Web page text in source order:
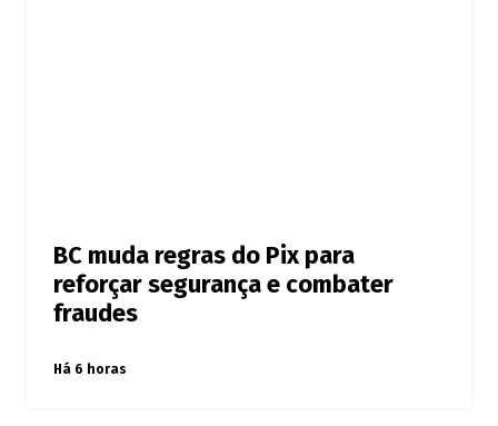
BC muda regras do Pix para
reforçar segurança e combater
fraudes
Há 6 horas